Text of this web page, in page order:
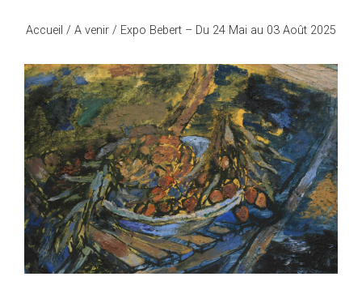
Accueil / A venir / Expo Bebert – Du 24 Mai au 03 Août 2025